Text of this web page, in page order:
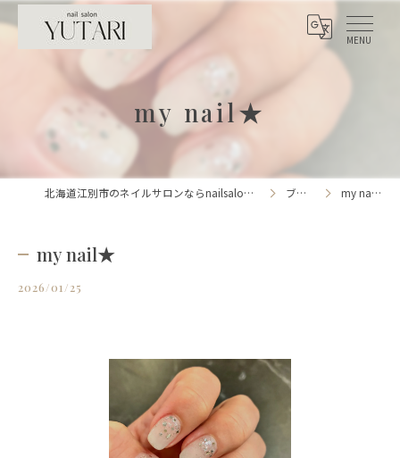
my nail★
北海道江別市のネイルサロンならnailsalon YUTARI ブログ my nail★
my nail★
2026/01/25